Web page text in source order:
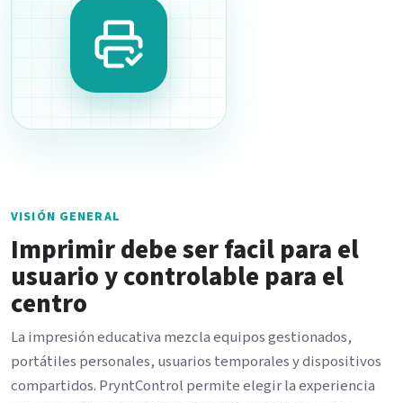
VISIÓN GENERAL
Imprimir debe ser facil para el
usuario y controlable para el
centro
La impresión educativa mezcla equipos gestionados,
portátiles personales, usuarios temporales y dispositivos
compartidos. PryntControl permite elegir la experiencia